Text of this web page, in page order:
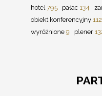
hotel 795 pałac 134
obiekt konferencyjny
wyróżnione 9 plener